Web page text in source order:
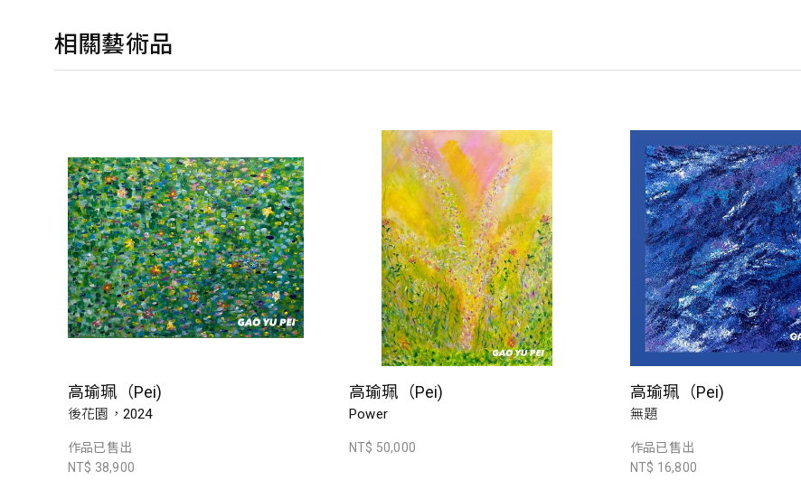
相關藝術品
高瑜珮（Pei)
後花園，2024
作品已售出
NT$ 38,900
高瑜珮（Pei)
Power
NT$ 50,000
高瑜珮（Pei)
無題
作品已售出
NT$ 16,800